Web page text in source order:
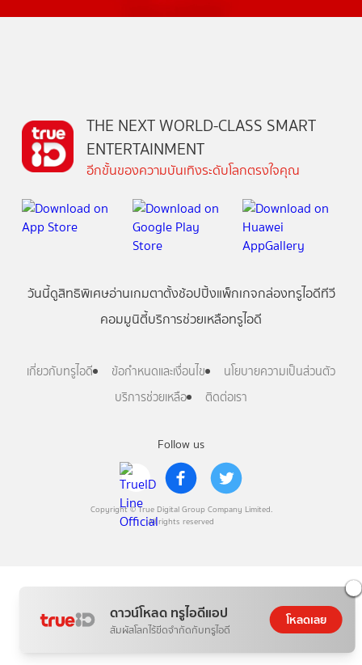
ดาวน์โหลด ทรูไอดีแอป
สัมผัสโลกไร้ขีดจำกัดกับทรูไอดี
โหลดเลย
Follow us
Copyright © True Digital Group Company Limited.
All rights reserved
THE NEXT WORLD-CLASS SMART
ENTERTAINMENT
อีกขั้นของความบันเทิงระดับโลกตรงใจคุณ
วันนี้ดูสิทธิพิเศษอ่านเกมตาตั้งช้อปปิ้งแพ็กเกจกล่องทรูไอดีทีวี
คอมมูนิตี้บริการช่วยเหลือทรูไอดี
เกี่ยวกับทรูไอดี ข้อกำหนดและเงื่อนไข
นโยบายความเป็นส่วนตัว
บริการช่วยเหลือ
ติดต่อเรา